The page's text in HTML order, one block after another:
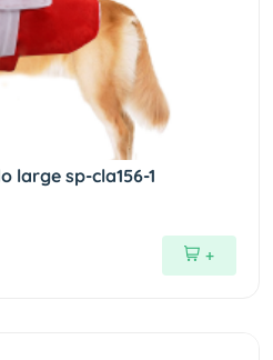
large sp-cla156-1
+